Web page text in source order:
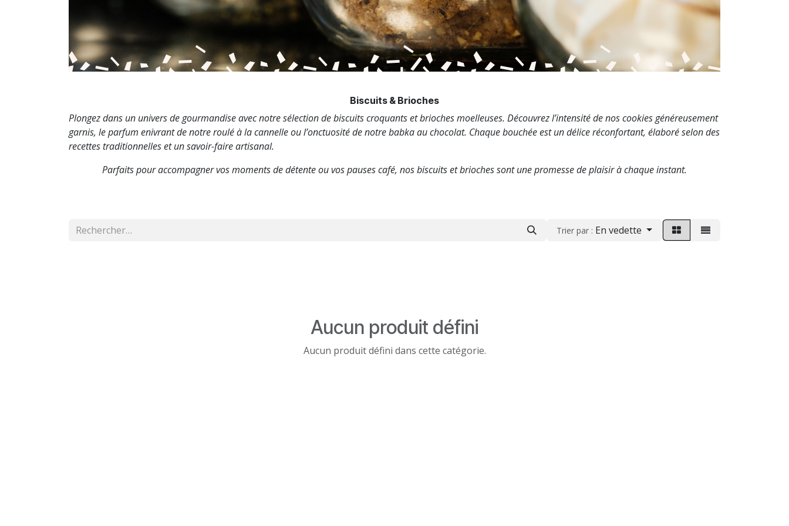
Biscuits & Brioches
Plongez dans un univers de gourmandise avec notre sélection de biscuits croquants et brioches moelleuses. Découvrez l’intensité de nos cookies généreusement
garnis, le parfum enivrant de notre roulé à la cannelle ou l’onctuosité de notre babka au chocolat. Chaque bouchée est un délice réconfortant, élaboré selon des
recettes traditionnelles et un savoir-faire artisanal.
Parfaits pour accompagner vos moments de détente ou vos pauses café, nos biscuits et brioches sont une promesse de plaisir à chaque instant.
Trier par : En vedette
Aucun produit défini
Aucun produit défini dans cette catégorie.